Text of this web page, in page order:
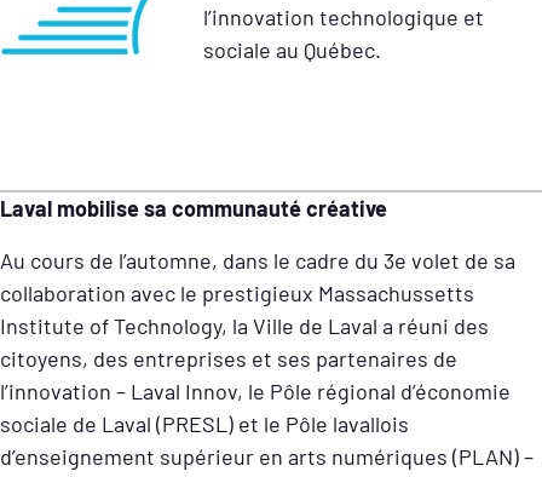
l’innovation technologique et
sociale au Québec.
Laval mobilise sa communauté créative
Au cours de l’automne, dans le cadre du 3e volet de sa
collaboration avec le prestigieux Massachussetts
Institute of Technology, la Ville de Laval a réuni des
citoyens, des entreprises et ses partenaires de
l’innovation – Laval Innov, le Pôle régional d’économie
sociale de Laval (PRESL) et le Pôle lavallois
d’enseignement supérieur en arts numériques (PLAN) –